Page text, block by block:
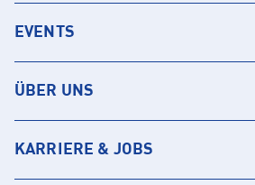
EVENTS
ÜBER UNS
KARRIERE & JOBS